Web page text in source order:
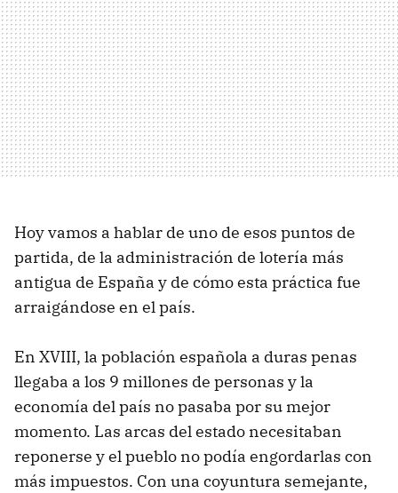
Hoy vamos a hablar de uno de esos puntos de
partida, de la administración de lotería más
antigua de España y de cómo esta práctica fue
arraigándose en el país.
En XVIII, la población española a duras penas
llegaba a los 9 millones de personas y la
economía del país no pasaba por su mejor
momento. Las arcas del estado necesitaban
reponerse y el pueblo no podía engordarlas con
más impuestos. Con una coyuntura semejante,